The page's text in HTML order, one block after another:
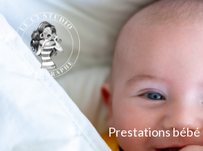
au
contenu
Prestations bébé